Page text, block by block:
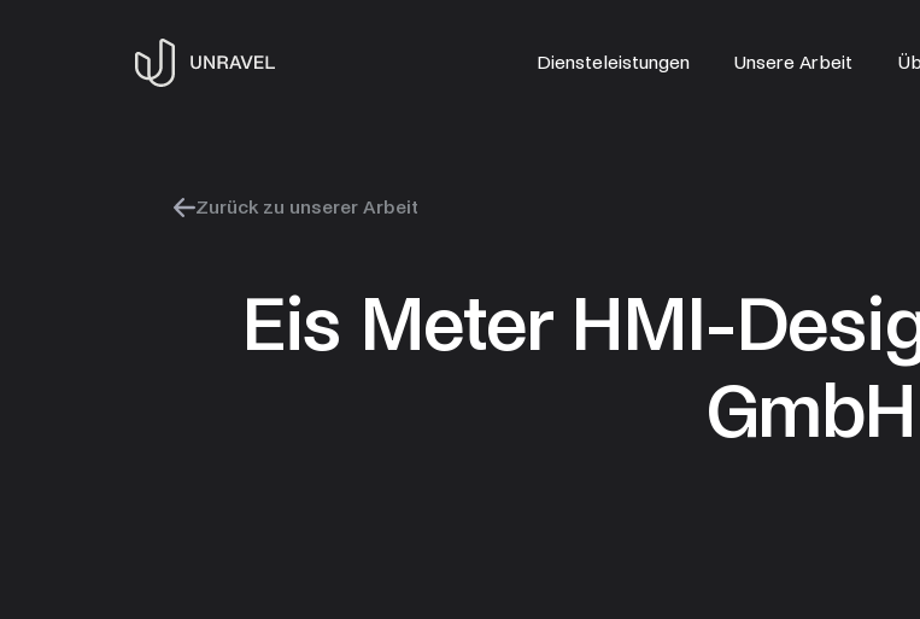
Diensteleistungen Unsere Arbeit
Zurück zu unserer Arbeit
Eis Meter HMI-
GmbH